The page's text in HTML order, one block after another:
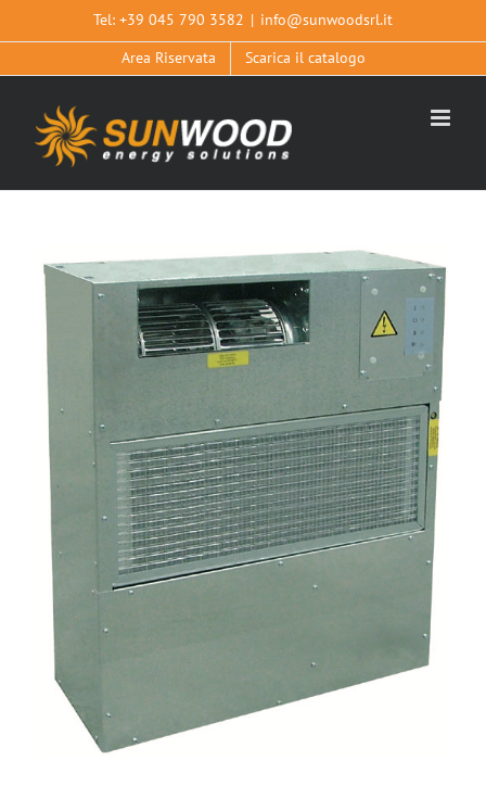
al
contenuto
Tel: +39 045 790 3582 | info@sunwoodsrl.it
Area Riservata
Scarica il catalogo